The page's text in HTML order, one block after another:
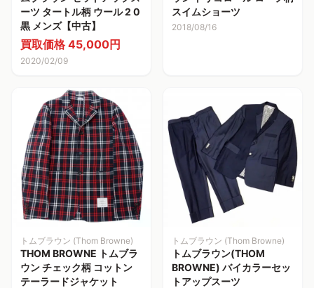
ーツ タートル柄 ウール 2 0
黒 メンズ【中古】
買取価格 45,000円
2020/02/09
スイムショーツ
2018/08/16
トムブラウン (Thom Browne)
THOM BROWNE トムブラ
ウン チェック柄 コットン
テーラードジャケット
トムブラウン (Thom Browne)
トムブラウン(THOM
BROWNE) バイカラーセッ
トアップスーツ